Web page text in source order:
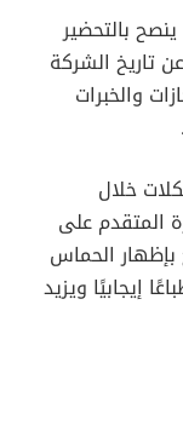
بالتحضير
تاريخ الشركة
والخبرات
خلال
المتقدم على
بإظهار الحماس
إيجابيًا ويزيد